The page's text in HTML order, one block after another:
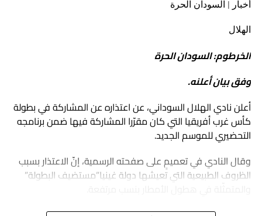
أخبار | السودان الحرة
الهلال
الخرطوم: السودان الحرة
وفق بيان أعلنه.
أعلن نادي الهلال السوداني، عن اعتذاره عن المشاركة في بطولة
كأس غرب أفريقيا التي كان مقرّرا المشاركة فيها ضمن برنامجه
التحضيري للموسم الجديد.
وقال النادي في تعميمٍ على صفحته الرسمية، إنّ الاعتذار بسبب
الظروف الطبيعية التي تعيشها دولة غينيا”مستضيف البطولة”